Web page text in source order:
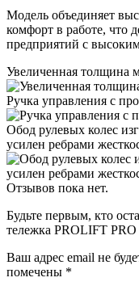
Модель объединяет
комфорт в работе, что
предприятий с
Увеличенная толщина
Ручка управления с
Обод рулевых колес
усилен ребрами
Отзывов пока нет.
Будьте первым, кто
тележка PROLIFT PRO
Ваш адрес email не
помечены *